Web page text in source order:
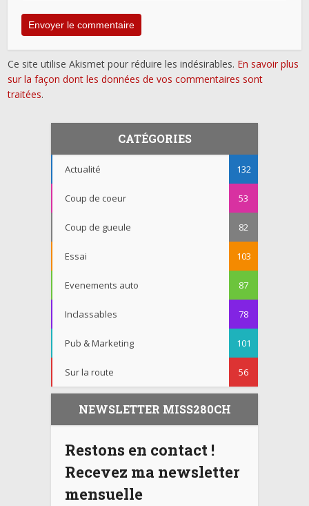
Ce site utilise Akismet pour réduire les indésirables. En savoir plus
sur la façon dont les données de vos commentaires sont
traitées.
CATÉGORIES
Actualité 132
Coup de coeur 53
Coup de gueule 82
Essai 103
Evenements auto 87
Inclassables 78
Pub & Marketing 101
Sur la route 56
NEWSLETTER MISS280CH
Restons en contact !
Recevez ma newsletter
mensuelle